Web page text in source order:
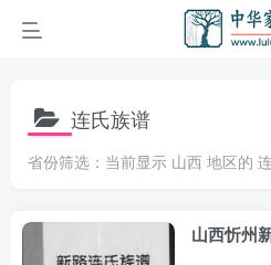
连氏族谱
省份筛选：当前显示 山西 地区的 连
山西忻州